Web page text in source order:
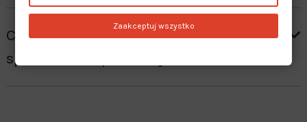
Czy oferujecie gwarancję na
sprzedawane produkty?
Zaakceptuj wszystko